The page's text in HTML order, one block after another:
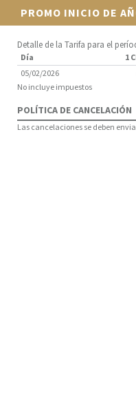
PROMO INICIO DE
Detalle de la Tarifa para el
Día 1
05/02/2026
No incluye impuestos
POLÍTICA DE CANCELACIÓN
Las cancelaciones se deben